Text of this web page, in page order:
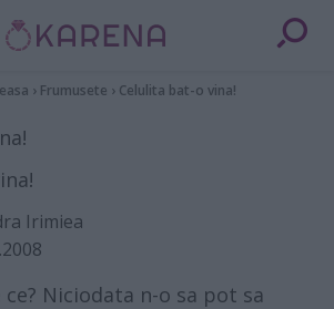
› Frumusete › Celulita bat-o vina!
Irimiea
ce? Niciodata n-o sa pot sa